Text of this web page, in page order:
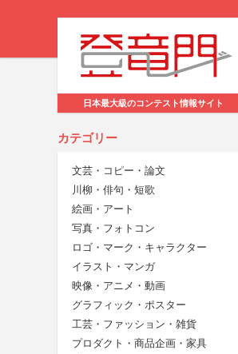
日本最大級のコンテスト情報サイト
カテゴリー
文芸・コピー・論文
川柳・俳句・短歌
絵画・アート
写真・フォトコン
ロゴ・マーク・キャラクター
イラスト・マンガ
映像・アニメ・動画
グラフィック・ポスター
工芸・ファッション・雑貨
プロダクト・商品企画・家具